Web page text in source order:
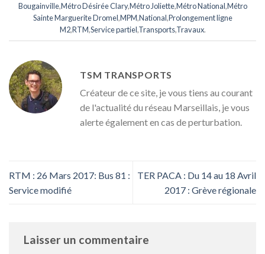
Bougainville,Métro Désirée Clary,Métro Joliette,Métro National,Métro
Sainte Marguerite Dromel,MPM,National,Prolongement ligne
M2,RTM,Service partiel,Transports,Travaux.
TSM TRANSPORTS
Créateur de ce site, je vous tiens au courant
de l'actualité du réseau Marseillais, je vous
alerte également en cas de perturbation.
RTM : 26 Mars 2017: Bus 81 :
Service modifié
TER PACA : Du 14 au 18 Avril
2017 : Grève régionale
Laisser un commentaire